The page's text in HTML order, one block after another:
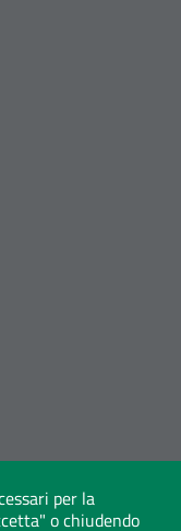
per la
o chiudendo